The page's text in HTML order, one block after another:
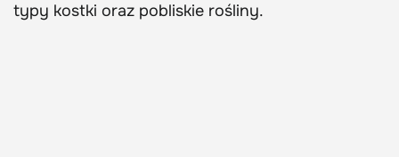
typy kostki oraz pobliskie rośliny.